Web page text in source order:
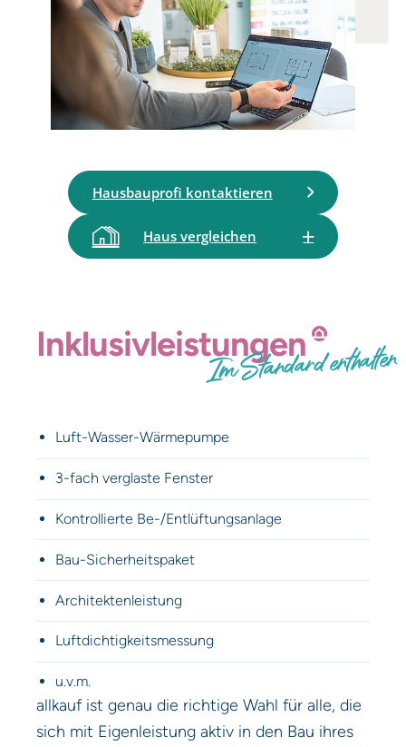
Hausbauprofi kontaktieren
Haus vergleichen
Inklusiv­leistungen
Im Standard enthalten
Luft-Wasser-Wärmepumpe
3-fach verglaste Fenster
Kontrollierte Be-/Entlüftungsanlage
Bau-Sicherheitspaket
Architektenleistung
Luftdichtigkeitsmessung
u.v.m.
allkauf ist genau die richtige Wahl für alle, die
sich mit Eigenleistung aktiv in den Bau ihres